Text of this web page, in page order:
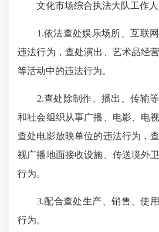
文化市场综合执法大队工作人
1.依法查处娱乐场所、互联网
违法行为，查处演出、艺术品经
等活动中的违法行为。
2.查处除制作、播出、传输等
和社会组织从事广播、电影、电
查处电影放映单位的违法行为，
视广播地面接收设施、传送境外
行为。
3.配合查处生产、销售、使用
行为。